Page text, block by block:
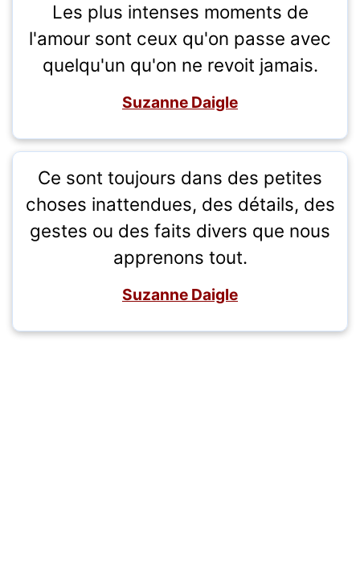
Les plus intenses moments de
l'amour sont ceux qu'on passe avec
quelqu'un qu'on ne revoit jamais.
Suzanne Daigle
Ce sont toujours dans des petites
choses inattendues, des détails, des
gestes ou des faits divers que nous
apprenons tout.
Suzanne Daigle